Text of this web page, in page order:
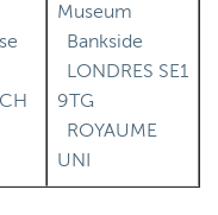
Museum
Bankside
LONDRES SE1
9TG
ROYAUME
UNI